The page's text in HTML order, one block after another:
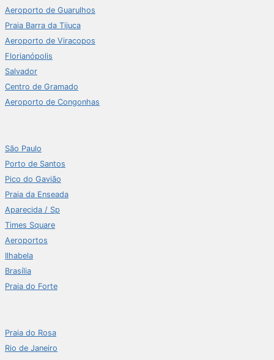
Aeroporto de Guarulhos
Praia Barra da Tijuca
Aeroporto de Viracopos
Florianópolis
Salvador
Centro de Gramado
Aeroporto de Congonhas
São Paulo
Porto de Santos
Pico do Gavião
Praia da Enseada
Aparecida / Sp
Times Square
Aeroportos
Ilhabela
Brasília
Praia do Forte
Praia do Rosa
Rio de Janeiro